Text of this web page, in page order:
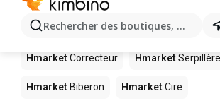
Rechercher des boutiques, des
D’autres produits dans les
Hmarket
HmarketCorrecteur HmarketSerpillère
Hmarket Biberon HmarketCire